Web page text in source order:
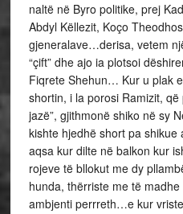
naltë në Byro politike, prej
Abdyl Këllezit, Koço
gjeneralave…derisa, vetem
“çift” dhe ajo ia plotsoi
Fiqrete Shehun… Kur u plak
shortin, i la porosi Ramizit,
jazë”, gjithmonë shiko në sy
kishte hjedhë short pa shikue
aqsa kur dilte në balkon kur
rojeve të bllokut me dy
hunda, thërriste me të madhe
ambjenti perrreth…e kur